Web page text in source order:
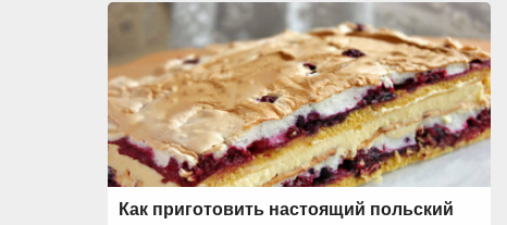
Как приготовить настоящий польский